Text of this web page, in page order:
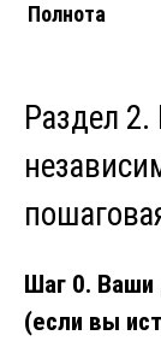
Полнота
Раздел 2.
Шаг 0. Ваши
(если вы